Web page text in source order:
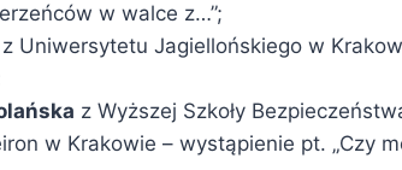
w walce z…”;
z Uniwersytetu Jagiellońskiego w
z Wyższej Szkoły
w Krakowie – wystąpienie pt. „Czy